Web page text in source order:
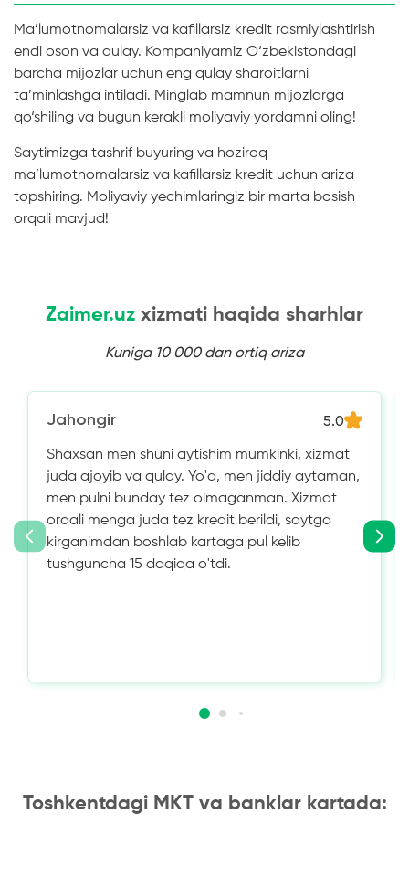
Ma’lumotnomalarsiz va kafillarsiz kredit rasmiylashtirish
endi oson va qulay. Kompaniyamiz O‘zbekistondagi
barcha mijozlar uchun eng qulay sharoitlarni
ta’minlashga intiladi. Minglab mamnun mijozlarga
qo‘shiling va bugun kerakli moliyaviy yordamni oling!
Saytimizga tashrif buyuring va hoziroq
ma’lumotnomalarsiz va kafillarsiz kredit uchun ariza
topshiring. Moliyaviy yechimlaringiz bir marta bosish
orqali mavjud!
Zaimer.uz xizmati haqida sharhlar
Kuniga 10 000 dan ortiq ariza
Jahongir 5.0
Shaxsan men shuni aytishim mumkinki, xizmat
juda ajoyib va ​​qulay. Yo'q, men jiddiy aytaman,
men pulni bunday tez olmaganman. Xizmat
orqali menga juda tez kredit berildi, saytga
kirganimdan boshlab kartaga pul kelib
tushguncha 15 daqiqa o'tdi.
Toshkentdagi MKT va banklar kartada: